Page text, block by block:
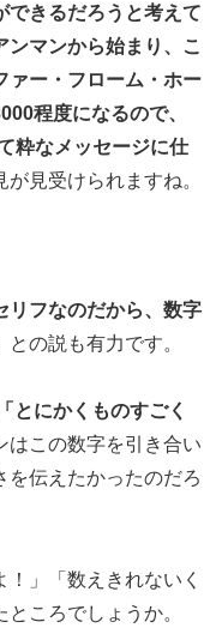
できるだろうと考えて
ンマンから始まり、こ
ァー・フローム・ホー
程度になるので、
粋なメッセージに仕
が見受けられますね。
リフなのだから、数字
との説も有力です。
「とにかくものすごく
はこの数字を引き合い
を伝えたかったのだろ
」「数えきれないく
ころでしょうか。